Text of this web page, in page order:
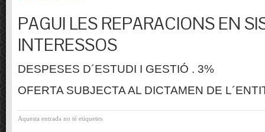
PAGUI LES REPARACIONS EN
INTERESSOS
DESPESES D´ESTUDI I GESTIÓ . 3%
OFERTA SUBJECTA AL DICTAMEN DE
Aquesta entrada no té etiquetes